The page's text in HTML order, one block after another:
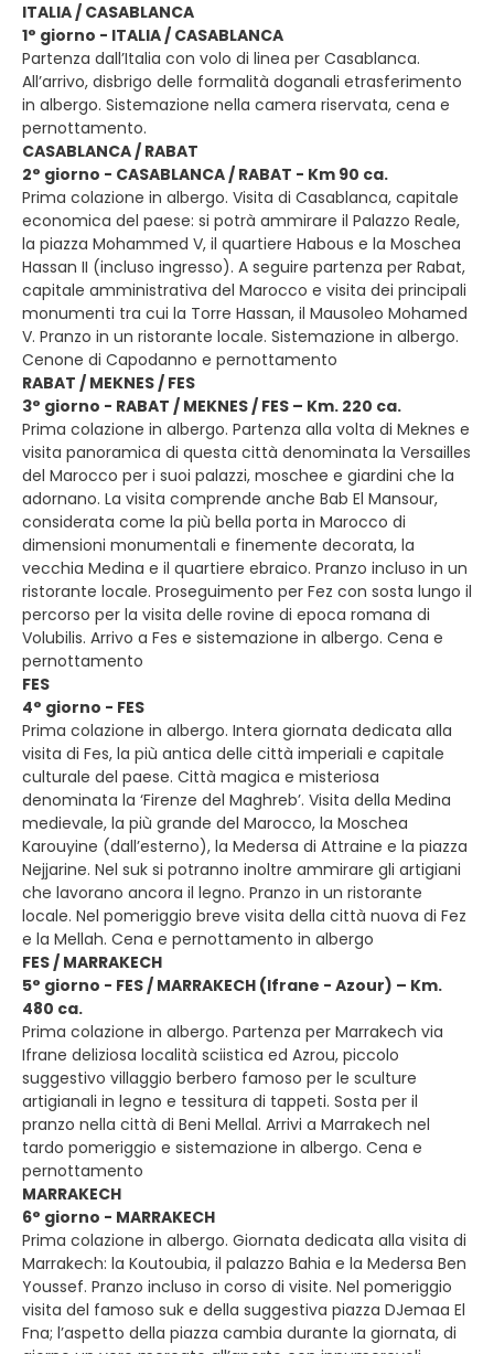
ITALIA / CASABLANCA
1° giorno - ITALIA / CASABLANCA
Partenza dall’Italia con volo di linea per Casablanca.
All’arrivo, disbrigo delle formalità doganali etrasferimento
in albergo. Sistemazione nella camera riservata, cena e
pernottamento.
CASABLANCA / RABAT
2° giorno - CASABLANCA / RABAT - Km 90 ca.
Prima colazione in albergo. Visita di Casablanca, capitale
economica del paese: si potrà ammirare il Palazzo Reale,
la piazza Mohammed V, il quartiere Habous e la Moschea
Hassan II (incluso ingresso). A seguire partenza per Rabat,
capitale amministrativa del Marocco e visita dei principali
monumenti tra cui la Torre Hassan, il Mausoleo Mohamed
V. Pranzo in un ristorante locale. Sistemazione in albergo.
Cenone di Capodanno e pernottamento
RABAT / MEKNES / FES
3° giorno - RABAT / MEKNES / FES – Km. 220 ca.
Prima colazione in albergo. Partenza alla volta di Meknes e
visita panoramica di questa città denominata la Versailles
del Marocco per i suoi palazzi, moschee e giardini che la
adornano. La visita comprende anche Bab El Mansour,
considerata come la più bella porta in Marocco di
dimensioni monumentali e finemente decorata, la
vecchia Medina e il quartiere ebraico. Pranzo incluso in un
ristorante locale. Proseguimento per Fez con sosta lungo il
percorso per la visita delle rovine di epoca romana di
Volubilis. Arrivo a Fes e sistemazione in albergo. Cena e
pernottamento
FES
4° giorno - FES
Prima colazione in albergo. Intera giornata dedicata alla
visita di Fes, la più antica delle città imperiali e capitale
culturale del paese. Città magica e misteriosa
denominata la ‘Firenze del Maghreb’. Visita della Medina
medievale, la più grande del Marocco, la Moschea
Karouyine (dall’esterno), la Medersa di Attraine e la piazza
Nejjarine. Nel suk si potranno inoltre ammirare gli artigiani
che lavorano ancora il legno. Pranzo in un ristorante
locale. Nel pomeriggio breve visita della città nuova di Fez
e la Mellah. Cena e pernottamento in albergo
FES / MARRAKECH
5° giorno - FES / MARRAKECH (Ifrane - Azour) – Km.
480 ca.
Prima colazione in albergo. Partenza per Marrakech via
Ifrane deliziosa località sciistica ed Azrou, piccolo
suggestivo villaggio berbero famoso per le sculture
artigianali in legno e tessitura di tappeti. Sosta per il
pranzo nella città di Beni Mellal. Arrivi a Marrakech nel
tardo pomeriggio e sistemazione in albergo. Cena e
pernottamento
MARRAKECH
6° giorno - MARRAKECH
Prima colazione in albergo. Giornata dedicata alla visita di
Marrakech: la Koutoubia, il palazzo Bahia e la Medersa Ben
Youssef. Pranzo incluso in corso di visite. Nel pomeriggio
visita del famoso suk e della suggestiva piazza DJemaa El
Fna; l’aspetto della piazza cambia durante la giornata, di